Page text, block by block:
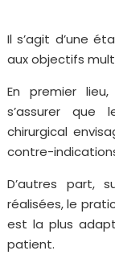
Il s’agit d’une
aux objectifs
En premier
s’assurer
chirurgical
contre-
D’autres part,
réalisées, le
est la plus
patient.